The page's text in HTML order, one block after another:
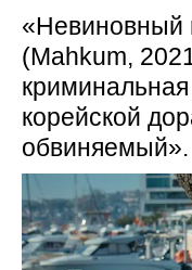
«Невиновный
(Mahkum,
корейской
обвиняемый».